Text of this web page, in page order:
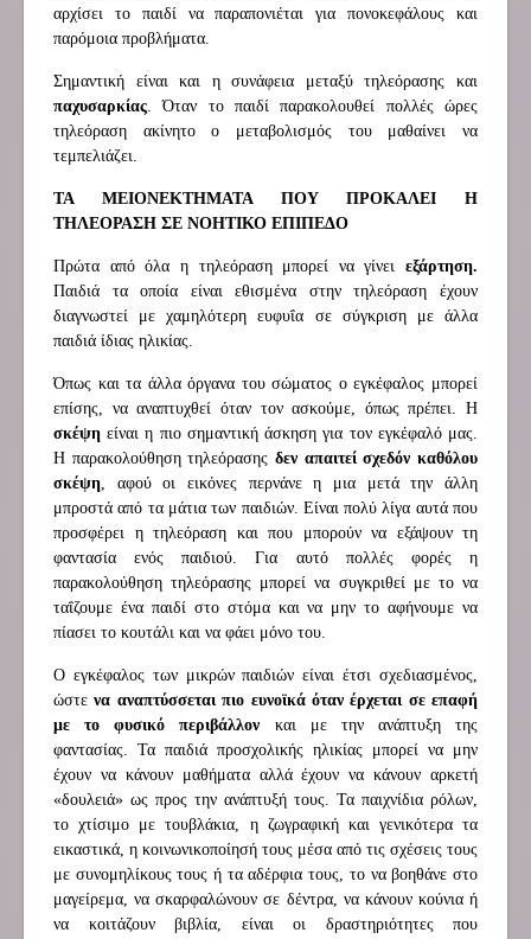
αρχίσει το παιδί να παραπονιέται για πονοκεφάλους και
παρόμοια προβλήματα.
Σημαντική είναι και η συνάφεια μεταξύ τηλεόρασης και
παχυσαρκίας. Όταν το παιδί παρακολουθεί πολλές ώρες
τηλεόραση ακίνητο ο μεταβολισμός του μαθαίνει να
τεμπελιάζει.
ΤΑ ΜΕΙΟΝΕΚΤΗΜΑΤΑ ΠΟΥ ΠΡΟΚΑΛΕΙ Η
ΤΗΛΕΟΡΑΣΗ ΣΕ ΝΟΗΤΙΚΟ ΕΠΙΠΕΔΟ
Πρώτα από όλα η τηλεόραση μπορεί να γίνει εξάρτηση.
Παιδιά τα οποία είναι εθισμένα στην τηλεόραση έχουν
διαγνωστεί με χαμηλότερη ευφυΐα σε σύγκριση με άλλα
παιδιά ίδιας ηλικίας.
Όπως και τα άλλα όργανα του σώματος ο εγκέφαλος μπορεί
επίσης, να αναπτυχθεί όταν τον ασκούμε, όπως πρέπει. Η
σκέψηείναι η πιο σημαντική άσκηση για τον εγκέφαλό μας.
Η παρακολούθηση τηλεόρασης δεν απαιτεί σχεδόν καθόλου
σκέψη, αφού οι εικόνες περνάνε η μια μετά την άλλη
μπροστά από τα μάτια των παιδιών. Είναι πολύ λίγα αυτά που
προσφέρει η τηλεόραση και που μπορούν να εξάψουν τη
φαντασία ενός παιδιού. Για αυτό πολλές φορές η
παρακολούθηση τηλεόρασης μπορεί να συγκριθεί με το να
ταΐζουμε ένα παιδί στο στόμα και να μην το αφήνουμε να
πίασει το κουτάλι και να φάει μόνο του.
Ο εγκέφαλος των μικρών παιδιών είναι έτσι σχεδιασμένος,
ώστενα αναπτύσσεται πιο ευνοϊκά όταν έρχεται σε επαφή
με το φυσικό περιβάλλον και με την ανάπτυξη της
φαντασίας. Τα παιδιά προσχολικής ηλικίας μπορεί να μην
έχουν να κάνουν μαθήματα αλλά έχουν να κάνουν αρκετή
«δουλειά» ως προς την ανάπτυξή τους. Τα παιχνίδια ρόλων,
το χτίσιμο με τουβλάκια, η ζωγραφική και γενικότερα τα
εικαστικά, η κοινωνικοποίησή τους μέσα από τις σχέσεις τους
με συνομηλίκους τους ή τα αδέρφια τους, το να βοηθάνε στο
μαγείρεμα, να σκαρφαλώνουν σε δέντρα, να κάνουν κούνια ή
να κοιτάζουν βιβλία, είναι οι δραστηριότητες που